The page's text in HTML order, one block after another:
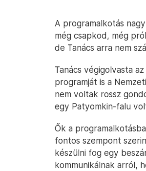
A programalkotás
még csapkod, még
de Tanács arra nem
Tanács végigolvasta
programját is a
nem voltak rossz
egy Patyomkin-falu
Ők a
fontos szempont
készülni fog egy
kommunikálnak arról,